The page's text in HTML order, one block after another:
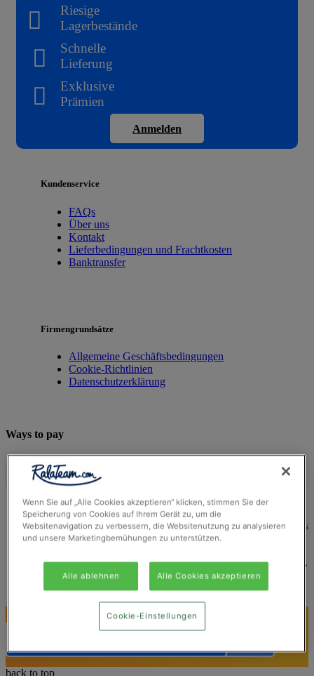
Riesige
Lagerbestände
Schnelle
Lieferung
Exklusive
Prämien
Anmelden
Kundenservice
FAQs
Über uns
Kontakt
Lieferbedingungen und Frachtkosten
Banktransfer
Firmengrundsätze
Allgemeine Geschäftsbedingungen
Cookie-Richtlinien
Datenschutzerklärung
Ways to pay
© Ralateam2026| Ralateam B.V., Registered in the
Reg Number 862510673
Registered Office: Ralateam B.V., Laan van Vredenoord 33,
2289DA Rijswijk, Netherlands
back to top
Wenn Sie auf „Alle Cookies akzeptieren“ klicken, stimmen Sie der
Speicherung von Cookies auf Ihrem Gerät zu, um die
Websitenavigation zu verbessern, die Websitenutzung zu analysieren
und unsere Marketingbemühungen zu unterstützen.
Alle ablehnen Alle Cookies akzeptieren
Cookie-Einstellungen